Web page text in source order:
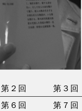
第２回 第３回
第６回 第７回